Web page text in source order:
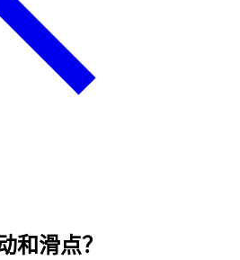
和滑点？